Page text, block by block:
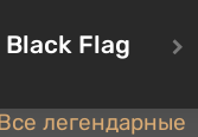
первого среди
Оно же, по задумке
после того, как на
упадут ядерные
Flag